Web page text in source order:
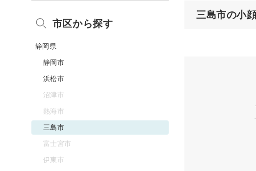
三島市の小
市区から探す
静岡県
静岡市
浜松市
沼津市
熱海市
三島市
富士宮市
伊東市